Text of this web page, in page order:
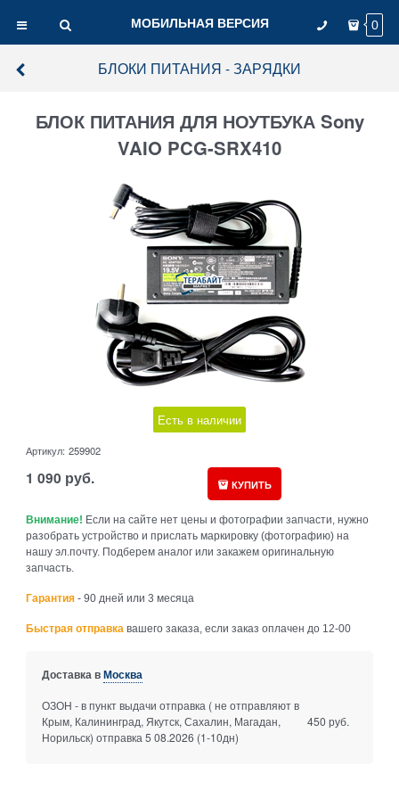
МОБИЛЬНАЯ ВЕРСИЯ 0
БЛОКИ ПИТАНИЯ - ЗАРЯДКИ
БЛОК ПИТАНИЯ ДЛЯ НОУТБУКА Sony
VAIO PCG-SRX410
Есть в наличии
Артикул: 259902
1 090 руб. КУПИТЬ
Внимание! Если на сайте нет цены и фотографии запчасти, нужно
разобрать устройство и прислать маркировку (фотографию) на
нашу эл.почту. Подберем аналог или закажем оригинальную
запчасть.
Гарантия - 90 дней или 3 месяца
Быстрая отправка вашего заказа, если заказ оплачен до 12-00
Доставка вМосква
ОЗОН - в пункт выдачи отправка ( не отправляют в
Крым, Калининград, Якутск, Сахалин, Магадан,
Норильск) отправка 5 08.2026 (1-10дн)
450 руб.